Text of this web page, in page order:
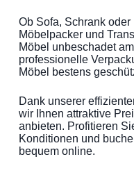
Ob Sofa, Schrank
Möbelpacker und
Möbel unbeschadet
professionelle
Möbel bestens
Dank unserer
wir Ihnen attraktive
anbieten. Profitieren
Konditionen und
bequem online.